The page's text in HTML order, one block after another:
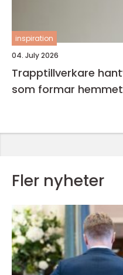
inspiration
04. July 2026
Trapptillverkare hantverket bakom trappan
som formar hemmet
Fler nyheter